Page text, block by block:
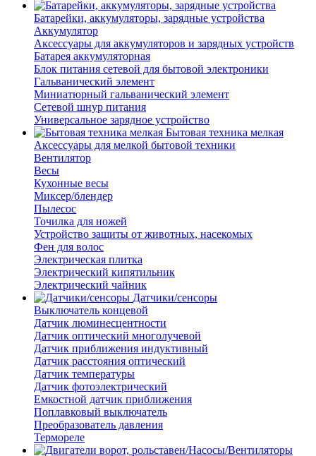
Батарейки, аккумуляторы, зарядные устройства
Аккумулятор
Аксессуары для аккумуляторов и зарядных устройств
Батарея аккумуляторная
Блок питания сетевой для бытовой электроники
Гальванический элемент
Миниатюрный гальванический элемент
Сетевой шнур питания
Универсальное зарядное устройство
Бытовая техника мелкая
Аксессуары для мелкой бытовой техники
Вентилятор
Весы
Кухонные весы
Миксер/блендер
Пылесос
Точилка для ножей
Устройство защиты от животных, насекомых
Фен для волос
Электрическая плитка
Электрический кипятильник
Электрический чайник
Датчики/сенсоры
Выключатель концевой
Датчик люминесцентности
Датчик оптический многолучевой
Датчик приближения индуктивный
Датчик расстояния оптический
Датчик температуры
Датчик фотоэлектрический
Емкостной датчик приближения
Поплавковый выключатель
Преобразователь давления
Термореле